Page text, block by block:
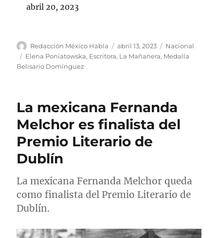
abril 20, 2023
A
u
t
Redacción México Habla
P
u
a
o
e
abril 13, 2023
C
a
r
í
a
Nacional
E
t
e
a
s
Elena Poniatowska, Escritora, La Mañanera, Medalla
Belisario Domínguez
La mexicana Fernanda
Melchor es finalista del
Premio Literario de
Dublín
La mexicana Fernanda Melchor queda
como finalista del Premio Literario de
Dublín.